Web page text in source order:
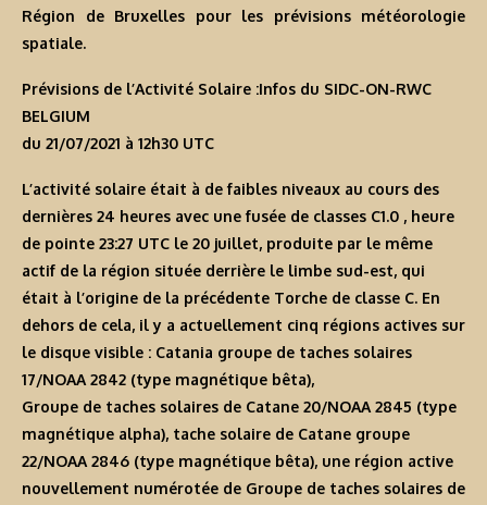
Région de Bruxelles pour les prévisions météorologie
spatiale.
Prévisions de l’Activité Solaire :Infos du SIDC-ON-RWC
BELGIUM
du 21/07/2021 à 12h30 UTC
L’activité solaire était à de faibles niveaux au cours des
dernières 24 heures avec une fusée de classes C1.0 , heure
de pointe 23:27 UTC le 20 juillet, produite par le même
actif de la région située derrière le limbe sud-est, qui
était à l’origine de la précédente Torche de classe C. En
dehors de cela, il y a actuellement cinq régions actives sur
le disque visible : Catania groupe de taches solaires
17/NOAA 2842 (type magnétique bêta),
Groupe de taches solaires de Catane 20/NOAA 2845 (type
magnétique alpha), tache solaire de Catane groupe
22/NOAA 2846 (type magnétique bêta), une région active
nouvellement numérotée de Groupe de taches solaires de